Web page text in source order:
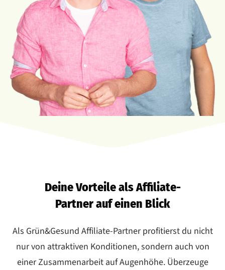
Deine Vorteile als Affiliate-
Partner auf einen Blick
Als Grün&Gesund Affiliate-Partner profitierst du nicht
nur von attraktiven Konditionen, sondern auch von
einer Zusammenarbeit auf Augenhöhe. Überzeuge